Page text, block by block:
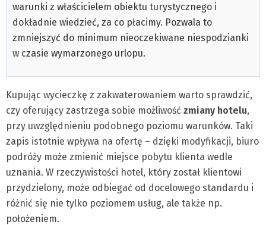
warunki z właścicielem obiektu turystycznego i
dokładnie wiedzieć, za co płacimy. Pozwala to
zmniejszyć do minimum nieoczekiwane niespodzianki
w czasie wymarzonego urlopu.
Kupując wycieczkę z zakwaterowaniem warto sprawdzić,
czy oferujący zastrzega sobie możliwość zmiany hotelu,
przy uwzględnieniu podobnego poziomu warunków. Taki
zapis istotnie wpływa na ofertę – dzięki modyfikacji, biuro
podróży może zmienić miejsce pobytu klienta wedle
uznania. W rzeczywistości hotel, który został klientowi
przydzielony, może odbiegać od docelowego standardu i
różnić się nie tylko poziomem usług, ale także np.
położeniem.